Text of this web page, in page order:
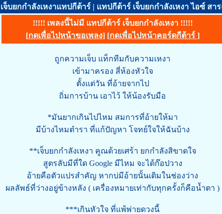
เจ็บยกกำลังเหงาแทปกีต้าร์ | แทปกีต้าร์ เจ็บยกกำลังเหงา ไอซ์ สา
!!!!! เพลงนี้ไม่มี แทปกีต้าร์ เจ็บยกกำลังเหงา !!!!!
[กดเพื่อไปหน้าขอเพลง] [กดเพื่อไปหน้าคอร์ดกีต้าร์ ]
ถูกความเจ็บ แท็กทีมกับความเหงา
เข้ามาครอง สี่ห้องหัวใจ
ตั้งแต่วัน ที่อ้ายจากไป
ถิ่มการบ้าน เอาไว้ ให้น้องรับมือ
*มันยากเกินไปไหม สมการที่อ้ายให้มา
มีบ้างไหมตำรา ที่แก้ปัญหา โจทย์ใจให้ฉันบ้าง
**เจ็บยกกำลังเหงา คูณด้วยเศร้า ยกกำลังสิขาดใจ
สูตรลับมีที่ใด Google มีไหม จะได้ก๊อปวาง
อ้ายคือตัวแปรสำคัญ หากบ่มีอ้ายนั้นเติมในช่องว่าง
ผลลัพธ์ที่ว่างอยู่ข้างหลัง ( เครื่องหมายเท่ากับทุกครั้งก็คือน้ำตา )
***เกินหัวใจ ที่แพ้พ่ายดวงนี้